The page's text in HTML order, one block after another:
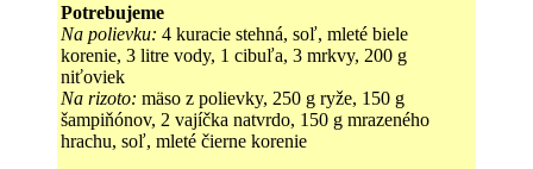
Potrebujeme
Na polievku: 4 kuracie stehná, soľ, mleté biele
korenie, 3 litre vody, 1 cibuľa, 3 mrkvy, 200 g
niťoviek
Na rizoto: mäso z polievky, 250 g ryže, 150 g
šampiňónov, 2 vajíčka natvrdo, 150 g mrazeného
hrachu, soľ, mleté čierne korenie